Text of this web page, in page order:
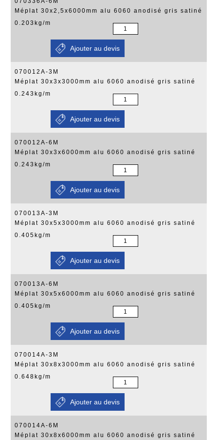
Méplat 30x2,5x6000mm alu 6060 anodisé gris satiné
0.203kg/m
070012A-3M
Méplat 30x3x3000mm alu 6060 anodisé gris satiné
0.243kg/m
070012A-6M
Méplat 30x3x6000mm alu 6060 anodisé gris satiné
0.243kg/m
070013A-3M
Méplat 30x5x3000mm alu 6060 anodisé gris satiné
0.405kg/m
070013A-6M
Méplat 30x5x6000mm alu 6060 anodisé gris satiné
0.405kg/m
070014A-3M
Méplat 30x8x3000mm alu 6060 anodisé gris satiné
0.648kg/m
070014A-6M
Méplat 30x8x6000mm alu 6060 anodisé gris satiné